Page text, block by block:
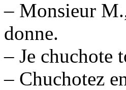
– Monsieur
donne.
– Je chuchote
– Chuchotez